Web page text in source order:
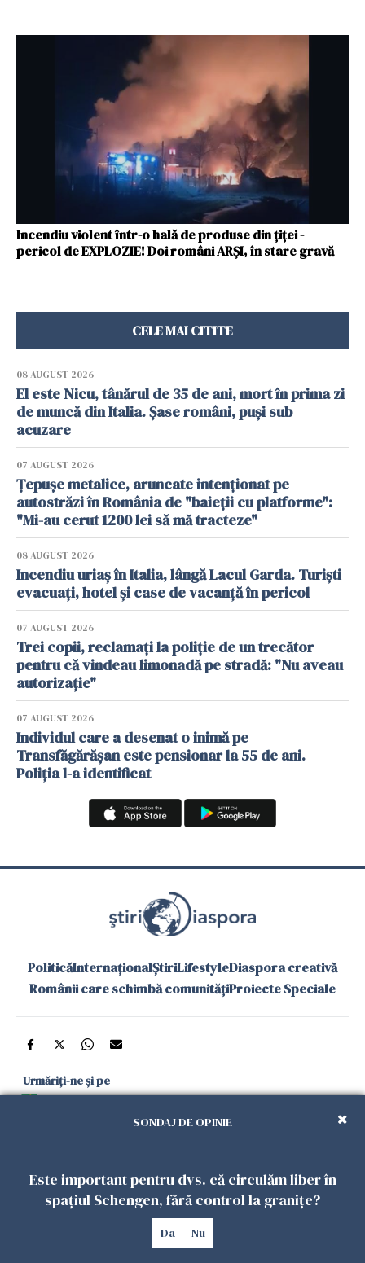
Incendiu violent într-o hală de produse din țiței -
pericol de EXPLOZIE! Doi români ARȘI, în stare gravă
CELE MAI CITITE
08 AUGUST 2026
El este Nicu, tânărul de 35 de ani, mort în prima zi
de muncă din Italia. Șase români, puși sub
acuzare
07 AUGUST 2026
Țepușe metalice, aruncate intenționat pe
autostrăzi în România de "baieții cu platforme":
"Mi-au cerut 1200 lei să mă tracteze"
08 AUGUST 2026
Incendiu uriaș în Italia, lângă Lacul Garda. Turiști
evacuați, hotel și case de vacanță în pericol
07 AUGUST 2026
Trei copii, reclamați la poliție de un trecător
pentru că vindeau limonadă pe stradă: "Nu aveau
autorizație"
07 AUGUST 2026
Individul care a desenat o inimă pe
Transfăgărășan este pensionar la 55 de ani.
Poliția l-a identificat
PoliticăInternaționalȘtiriLifestyleDiaspora creativă
Românii care schimbă comunitățiProiecte Speciale
Urmăriți-ne și pe
și în aplicațiile mobile
Politica de
confidențialitate
Politica
Gestionați
preferințele
Contact
Declarație de
accesibilitate
Copyright 2026. Toate drepturile rezervate.
SONDAJ DE OPINIE
Este important pentru dvs. că circulăm liber în
spațiul Schengen, fără control la granițe?
Da Nu